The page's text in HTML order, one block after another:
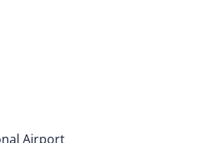
Airport